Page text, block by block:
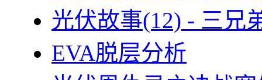
光伏故事(12) - 三兄
EVA脱层分析